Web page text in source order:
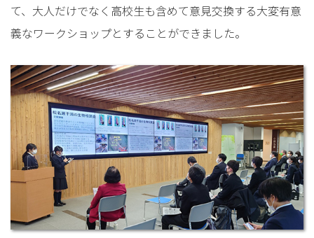
て、大人だけでなく高校生も含めて意見交換する大変有意
義なワークショップとすることができました。